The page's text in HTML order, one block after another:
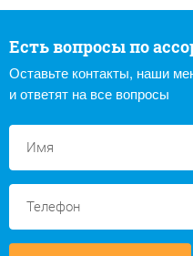
Есть вопросы по
Оставьте контакты, наши
и ответят на все вопросы